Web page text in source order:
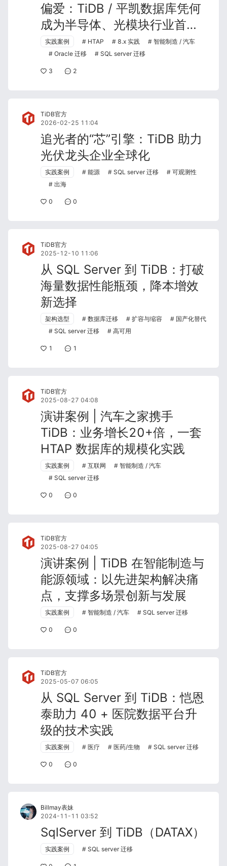
偏爱：TiDB / 平凯数据库凭何
成为半导体、光模块行业首
选？
实践案例 HTAP 8.x 实践
智能制造 / 汽车
Oracle 迁移
SQL server 迁移
3 2
TiDB官方
2026-02-25 11:04
追光者的“芯”引擎：TiDB 助力
光伏龙头企业全球化
实践案例 能源 SQL server 迁移
可观测性
出海
0 0
TiDB官方
2025-12-10 11:06
从 SQL Server 到 TiDB：打破
海量数据性能瓶颈，降本增效
新选择
架构选型 数据库迁移 扩容与缩容
国产化替代
SQL server 迁移
高可用
1 1
TiDB官方
2025-08-27 04:08
演讲案例 | 汽车之家携手
TiDB：业务增长20+倍，一套
HTAP 数据库的规模化实践
实践案例 互联网
智能制造 / 汽车
SQL server 迁移
0 0
TiDB官方
2025-08-27 04:05
演讲案例 | TiDB 在智能制造与
能源领域：以先进架构解决痛
点，支撑多场景创新与发展
实践案例 智能制造 / 汽车 SQL server 迁移
0 0
TiDB官方
2025-05-07 06:05
从 SQL Server 到 TiDB：恺恩
泰助力 40 + 医院数据平台升
级的技术实践
实践案例 医疗 医药/生物 SQL server 迁移
0 0
Billmay表妹
2024-11-11 03:52
SqlServer 到 TiDB（DATAX）
实践案例 SQL server 迁移